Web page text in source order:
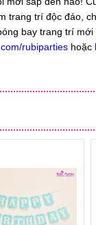
trang trí độc đáo,
bay trang trí
rubiparties hoặc